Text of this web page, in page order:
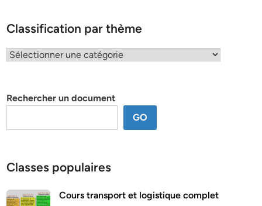
Classification par thème
Classification
Rechercher un document
GO
Classes populaires
Cours transport et logistique complet